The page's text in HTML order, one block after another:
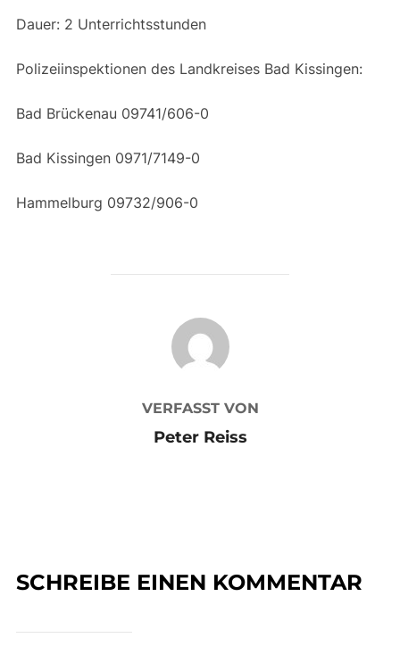
Dauer: 2 Unterrichtsstunden
Polizeiinspektionen des Landkreises Bad Kissingen:
Bad Brückenau 09741/606-0
Bad Kissingen 0971/7149-0
Hammelburg 09732/906-0
BEITRAGSAUTOR
VERFASST VON
Peter Reiss
SCHREIBE EINEN KOMMENTAR